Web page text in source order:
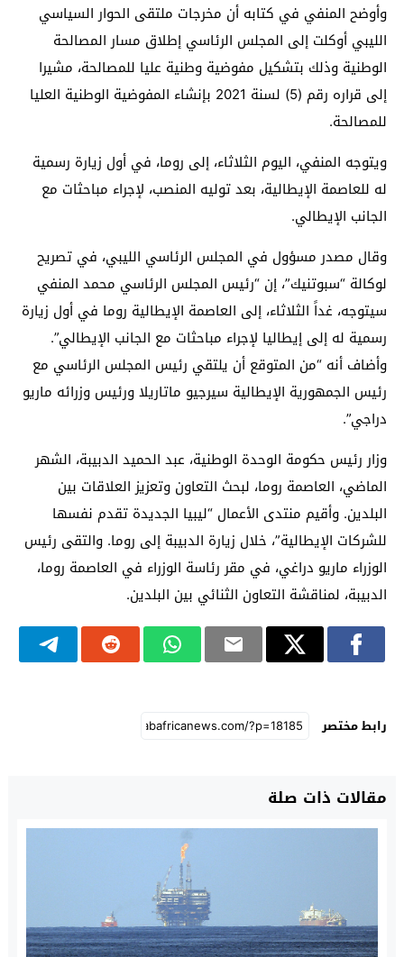
وأوضح المنفي في كتابه أن مخرجات ملتقى الحوار السياسي
الليبي أوكلت إلى المجلس الرئاسي إطلاق مسار المصالحة
الوطنية وذلك بتشكيل مفوضية وطنية عليا للمصالحة، مشيرا
إلى قراره رقم (5) لسنة 2021 بإنشاء المفوضية الوطنية العليا
للمصالحة.
ويتوجه المنفي، اليوم الثلاثاء، إلى روما، في أول زيارة رسمية
له للعاصمة الإيطالية، بعد توليه المنصب، لإجراء مباحثات مع
الجانب الإيطالي.
وقال مصدر مسؤول في المجلس الرئاسي الليبي، في تصريح
لوكالة “سبوتنيك”، إن “رئيس المجلس الرئاسي محمد المنفي
سيتوجه، غداً الثلاثاء، إلى العاصمة الإيطالية روما في أول زيارة
رسمية له إلى إيطاليا لإجراء مباحثات مع الجانب الإيطالي”.
وأضاف أنه “من المتوقع أن يلتقي رئيس المجلس الرئاسي مع
رئيس الجمهورية الإيطالية سيرجيو ماتاريلا ورئيس وزرائه ماريو
دراجي”.
وزار رئيس حكومة الوحدة الوطنية، عبد الحميد الدبيبة، الشهر
الماضي، العاصمة روما، لبحث التعاون وتعزيز العلاقات بين
البلدين. وأقيم منتدى الأعمال “ليبيا الجديدة تقدم نفسها
للشركات الإيطالية”، خلال زيارة الدبيبة إلى روما. والتقى رئيس
الوزراء ماريو دراغي، في مقر رئاسة الوزراء في العاصمة روما،
الدبيبة، لمناقشة التعاون الثنائي بين البلدين.
رابط مختصر
مقالات ذات صلة